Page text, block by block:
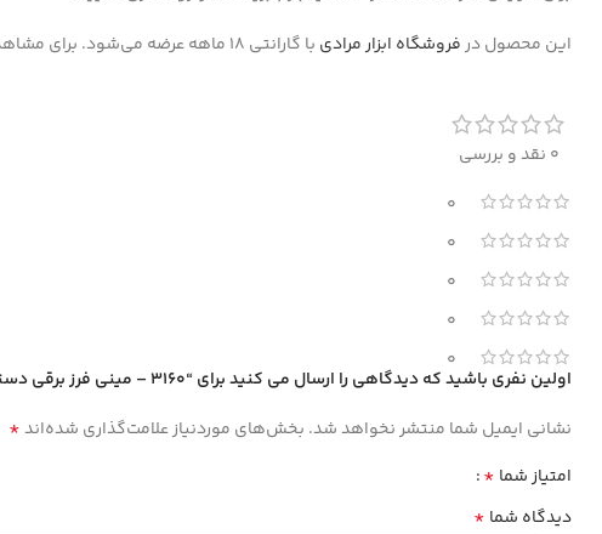
این محصول درفروشگاه ابزار مرادی با گارانتی 18 ماهه عرضه می‌شود. برای مشاهده مدل‌های مشابه مانند
0 نقد و بررسی
0
0
0
0
0
اولین نفری باشید که دیدگاهی را ارسال می کنید برای “3160 – مینی فرز برقی دسته بلند دیمردار 115 میلی‌متری 1400 وات”
نشانی ایمیل شما منتشر نخواهد شد. بخش‌های موردنیاز علامت‌گذاری شده‌اند*
امتیاز شما *
دیدگاه شما *